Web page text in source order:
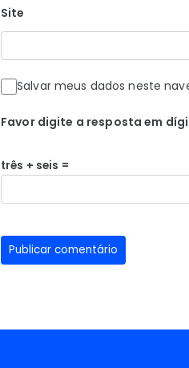
Site
Salvar meus dados neste
Favor digite a resposta em
três + seis =